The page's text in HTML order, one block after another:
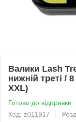
Валики Lash
нижній треті /
XXL)
Готово до відправки
Код: z011917